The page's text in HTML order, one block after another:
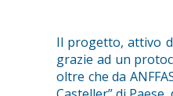
Il progetto, attivo
grazie ad un
oltre che da